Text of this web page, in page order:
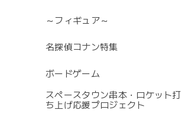
～フィギュア～
名探偵コナン特集
ボードゲーム
スペースタウン串本・ロケット打
ち上げ応援プロジェクト